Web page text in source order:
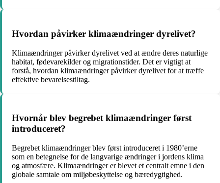
Hvordan påvirker klimaændringer dyrelivet?
Klimaændringer påvirker dyrelivet ved at ændre deres naturlige
habitat, fødevarekilder og migrationstider. Det er vigtigt at
forstå, hvordan klimaændringer påvirker dyrelivet for at træffe
effektive bevarelsestiltag.
Hvornår blev begrebet klimaændringer først
introduceret?
Begrebet klimaændringer blev først introduceret i 1980’erne
som en betegnelse for de langvarige ændringer i jordens klima
og atmosfære. Klimaændringer er blevet et centralt emne i den
globale samtale om miljøbeskyttelse og bæredygtighed.